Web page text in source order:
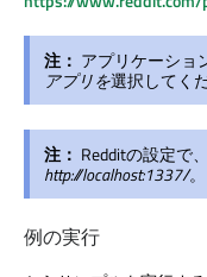
注： アプリケーショ
アプリを選択してく
注： Redditの設定で
http://localhost:1337/。
例の実行